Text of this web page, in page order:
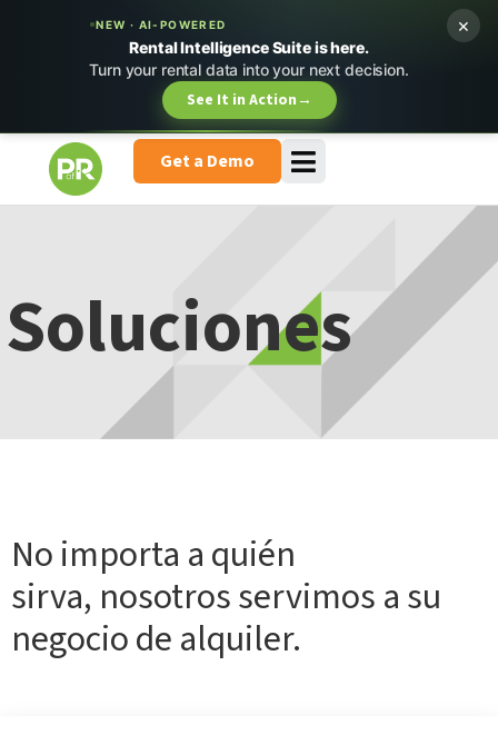
NEW · AI-POWERED
Rental Intelligence Suite is here.
Turn your rental data into your next decision.
See It in Action→
×
Get a Demo
Soluciones
No importa a quién
sirva, nosotros servimos a su
negocio de alquiler.